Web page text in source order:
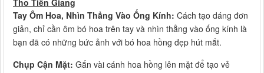
Tho Tiền Giang
Tay Ôm Hoa, Nhìn Thẳng Vào Ống Kính: Cách tạo dáng đơn
giản, chỉ cần ôm bó hoa trên tay và nhìn thẳng vào ống kính là
bạn đã có những bức ảnh với bó hoa hồng đẹp hút mắt.
Chụp Cận Mặt: Gắn vài cánh hoa hồng lên mặt để tạo vẻ